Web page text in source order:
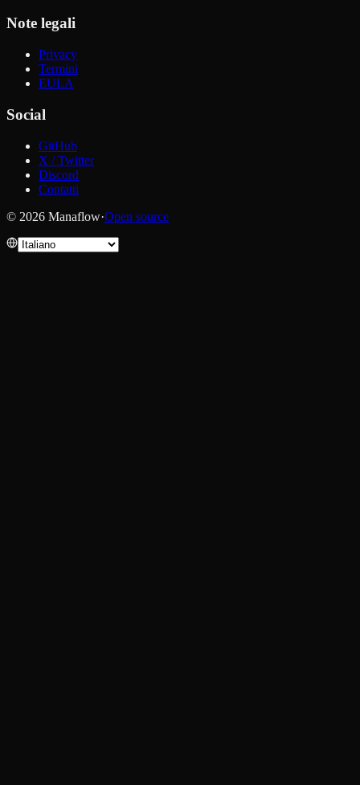
Note legali
Privacy
Termini
EULA
Social
GitHub
X / Twitter
Discord
Contatti
© 2026 Manaflow·Open source